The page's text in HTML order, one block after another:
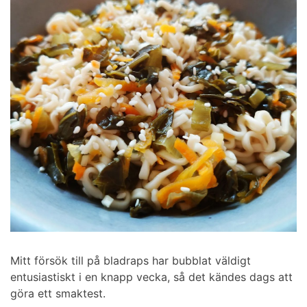
Mitt försök till på bladraps har bubblat väldigt
entusiastiskt i en knapp vecka, så det kändes dags att
göra ett smaktest.